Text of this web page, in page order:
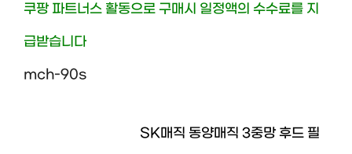
쿠팡 파트너스 활동으로 구매시 일정액의 수수료를 지
급받습니다
mch-90s
SK매직 동양매직 3중망 후드 필